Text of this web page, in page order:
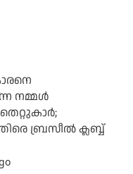
നമ്മള്‍
ബ്രസീല്‍ ക്ലബ്ബ്